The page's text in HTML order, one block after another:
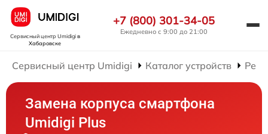
Сервисный центр Umidigiв
Хабаровске
+7 (800) 301-34-05
Ежедневно с 9:00 до 21:00
Сервисный центр Umidigi Каталог устройств
Замена корпуса смартфона
Umidigi Plus